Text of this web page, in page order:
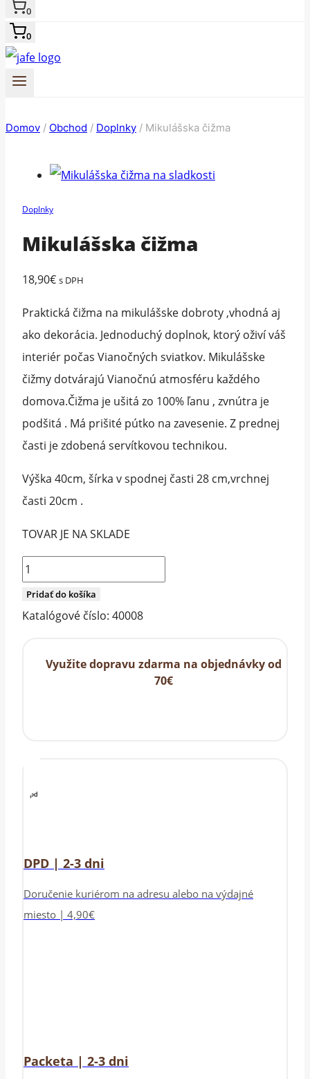
0
0
Domov / Obchod / Doplnky / Mikulášska čižma
Doplnky
Mikulášska čižma
18,90€ s DPH
Praktická čižma na mikulášske dobroty ,vhodná aj
ako dekorácia. Jednoduchý doplnok, ktorý oživí váš
interiér počas Vianočných sviatkov. Mikulášske
čižmy dotvárajú Vianočnú atmosféru každého
domova.Čižma je ušitá zo 100% ľanu , zvnútra je
podšitá . Má prišité pútko na zavesenie. Z prednej
časti je zdobená servítkovou technikou.
Výška 40cm, šírka v spodnej časti 28 cm,vrchnej
časti 20cm .
TOVAR JE NA SKLADE
množstvo
Mikulášska
čižma
Pridať do košíka
Katalógové číslo: 40008
Využite dopravu zdarma na objednávky od
70€
DPD | 2-3 dni
Doručenie kuriérom na adresu alebo na výdajné
miesto | 4,90€
Packeta | 2-3 dni